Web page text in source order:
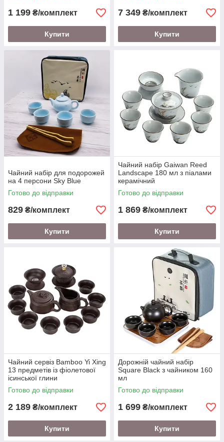
1 199 ₴/комплект
Купити
7 349 ₴/комплект
Купити
Чайний набір для подорожей
на 4 персони Sky Blue
Готово до відправки
829 ₴/комплект
Купити
Чайний набір Gaiwan Reed
Landscape 180 мл з піалами
керамічний
Готово до відправки
1 869 ₴/комплект
Купити
Чайний сервіз Bamboo Yi Xing
13 предметів із фіолетової
ісинської глини
Готово до відправки
2 189 ₴/комплект
Купити
Дорожній чайний набір
Square Black з чайником 160
мл
Готово до відправки
1 699 ₴/комплект
Купити